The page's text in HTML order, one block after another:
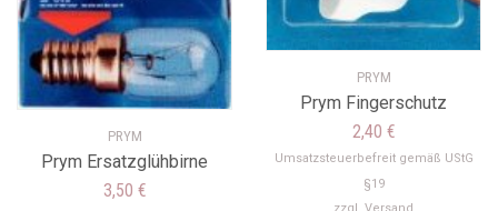
PRYM
Prym Ersatzglühbirne
3,50 €
PRYM
Prym Fingerschutz
2,40 €
Umsatzsteuerbefreit gemäß UStG
§19